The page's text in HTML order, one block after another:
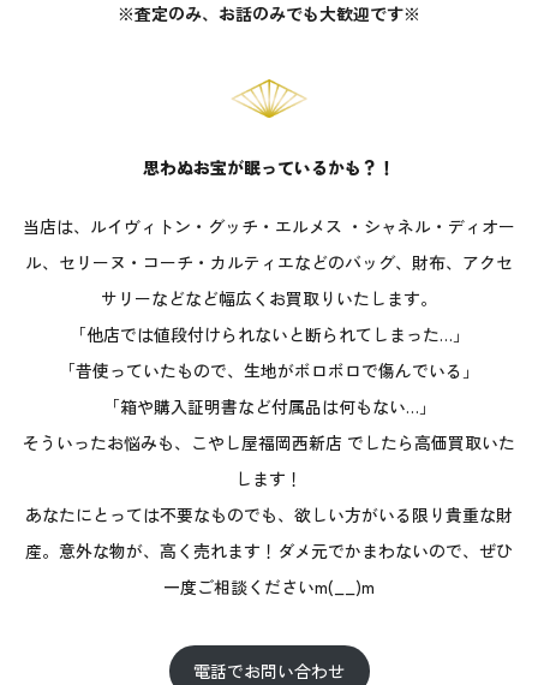
※査定のみ、お話のみでも大歓迎です※
思わぬお宝が眠っているかも？！
当店は、ルイヴィトン・グッチ・エルメス ・シャネル・ディオー
ル、セリーヌ・コーチ・カルティエなどのバッグ、財布、アクセ
サリーなどなど幅広くお買取りいたします。
「他店では値段付けられないと断られてしまった…」
「昔使っていたもので、生地がボロボロで傷んでいる」
「箱や購入証明書など付属品は何もない…」
そういったお悩みも、こやし屋福岡西新店 でしたら高価買取いた
します！
あなたにとっては不要なものでも、欲しい方がいる限り貴重な財
産。意外な物が、高く売れます！ダメ元でかまわないので、ぜひ
一度ご相談くださいm(__)m
電話でお問い合わせ